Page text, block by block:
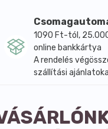
1090 Ft-tól,
online bankkártya
A rendelés
szállítási